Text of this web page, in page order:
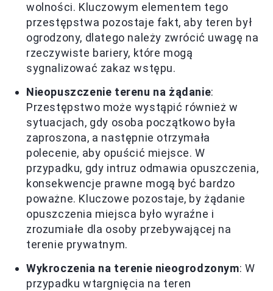
wolności. Kluczowym elementem tego
przestępstwa pozostaje fakt, aby teren był
ogrodzony, dlatego należy zwrócić uwagę na
rzeczywiste bariery, które mogą
sygnalizować zakaz wstępu.
Nieopuszczenie terenu na żądanie:
Przestępstwo może wystąpić również w
sytuacjach, gdy osoba początkowo była
zaproszona, a następnie otrzymała
polecenie, aby opuścić miejsce. W
przypadku, gdy intruz odmawia opuszczenia,
konsekwencje prawne mogą być bardzo
poważne. Kluczowe pozostaje, by żądanie
opuszczenia miejsca było wyraźne i
zrozumiałe dla osoby przebywającej na
terenie prywatnym.
Wykroczenia na terenie nieogrodzonym: W
przypadku wtargnięcia na teren